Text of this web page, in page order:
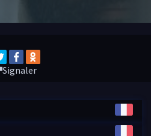
Signaler